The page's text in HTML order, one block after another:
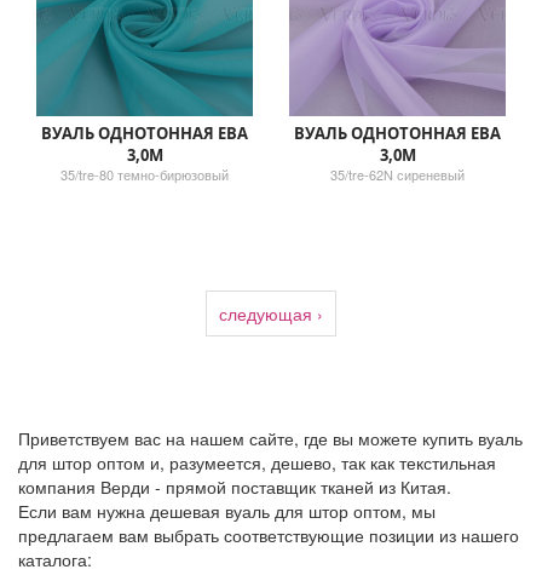
ВУАЛЬ ОДНОТОННАЯ ЕВА
3,0М
35/tre-80 темно-бирюзовый
ВУАЛЬ ОДНОТОННАЯ ЕВА
3,0М
35/tre-62N сиреневый
следующая ›
Приветствуем вас на нашем сайте, где вы можете купить вуаль
для штор оптом и, разумеется, дешево, так как текстильная
компания Верди - прямой поставщик тканей из Китая.
Если вам нужна дешевая вуаль для штор оптом, мы
предлагаем вам выбрать соответствующие позиции из нашего
каталога: